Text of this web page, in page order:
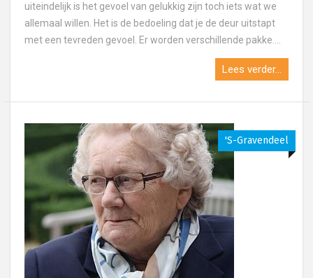
uiteindelijk is het gevoel van gelukkig zijn toch iets wat we
allemaal willen. Het is de bedoeling dat je de deur uitstapt
met een tevreden gevoel. Er worden verschillende pakke....
Lees verder...
's-Gravendeel